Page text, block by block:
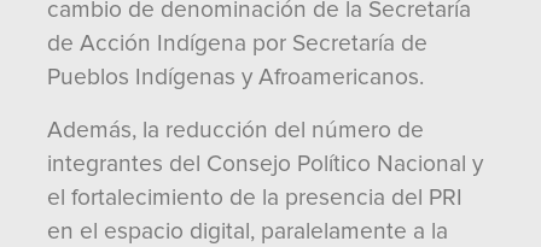
cambio de denominación de la Secretaría
de Acción Indígena por Secretaría de
Pueblos Indígenas y Afroamericanos.
Además, la reducción del número de
integrantes del Consejo Político Nacional y
el fortalecimiento de la presencia del PRI
en el espacio digital, paralelamente a la